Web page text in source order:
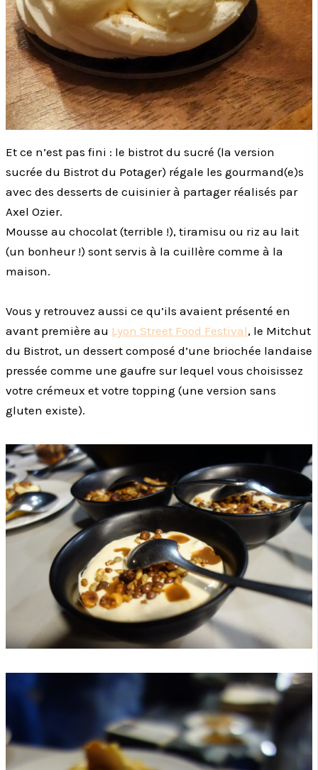
Et ce n’est pas fini : le bistrot du sucré (la version
sucrée du Bistrot du Potager) régale les gourmand(e)s
avec des desserts de cuisinier à partager réalisés par
Axel Ozier.
Mousse au chocolat (terrible !), tiramisu ou riz au lait
(un bonheur !) sont servis à la cuillère comme à la
maison.
Vous y retrouvez aussi ce qu’ils avaient présenté en
avant première au Lyon Street Food Festival, le Mitchut
du Bistrot, un dessert composé d’une briochée landaise
pressée comme une gaufre sur lequel vous choisissez
votre crémeux et votre topping (une version sans
gluten existe).